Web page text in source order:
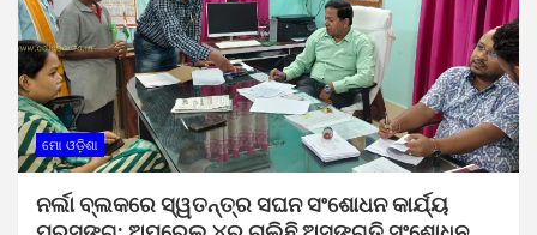
ମୋ ଓଡ଼ିଶା
ନର୍ଲା ବ୍ଲକରେ ସ୍ୱତନ୍ତ୍ର ସଘନ ସଂଶୋଧନ କାର୍ଯ୍ୟ